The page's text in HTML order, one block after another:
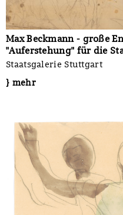
Max Beckmann - große
"Auferstehung" für die
Staatsgalerie Stuttgart
} mehr